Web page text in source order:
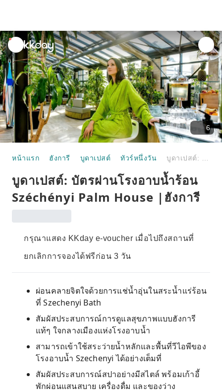
unread
notifications
6
หน้าแรก ฮังการี บูดาเปสต์ ทัวร์หนึ่งวัน
บูดาเปสต์: บัตรผ่านโรงอาบน้ำร้อน
Széchényi Palm House |ฮังการี
กรุณาแสดง KKday e-voucher เมื่อไปถึงสถานที่
ยกเลิกการจองได้ฟรีก่อน 3 วัน
ผ่อนคลายจิตใจด้วยการแช่น้ำอุ่นในสระน้ำแร่ร้อน
ที่ Szechenyi Bath
สัมผัสประสบการณ์การดูแลสุขภาพแบบฮังการี
แท้ๆ ใจกลางเมืองแห่งโรงอาบน้ำ
สามารถเข้าใช้สระว่ายน้ำหลักและพื้นที่วีไอพีของ
โรงอาบน้ำ Szechenyi ได้อย่างเต็มที่
สัมผัสประสบการณ์สปาอย่างมีสไตล์ พร้อมเก้าอี้
พักผ่อนแสนสบาย เครื่องดื่ม และของว่าง